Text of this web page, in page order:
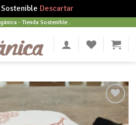
Descartar
- Tienda Sostenible .